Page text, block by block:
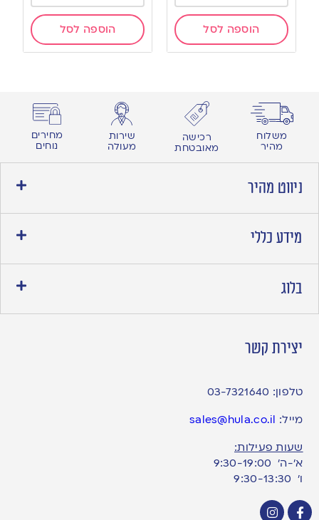
הוספה לסל הוספה לסל
משלוח
מהיר
רכישה
מאובטחת
שירות
מעולה
מחירים
נוחים
ניווט מהיר
מידע כללי
בלוג
יצירת קשר
טלפון: 03-7321640
מייל: sales@hula.co.il
שעות פעילות:
א’-ה’ 9:30-19:00
ו׳ 9:30-13:30